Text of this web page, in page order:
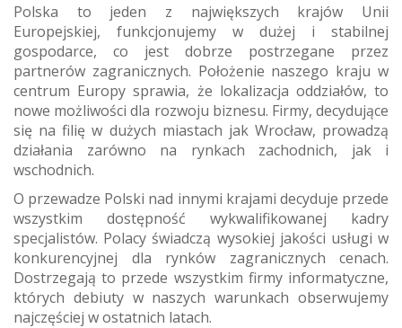
Polska to jeden z największych krajów Unii
Europejskiej, funkcjonujemy w dużej i stabilnej
gospodarce, co jest dobrze postrzegane przez
partnerów zagranicznych. Położenie naszego kraju w
centrum Europy sprawia, że lokalizacja oddziałów, to
nowe możliwości dla rozwoju biznesu. Firmy, decydujące
się na filię w dużych miastach jak Wrocław, prowadzą
działania zarówno na rynkach zachodnich, jak i
wschodnich.
O przewadze Polski nad innymi krajami decyduje przede
wszystkim dostępność wykwalifikowanej kadry
specjalistów. Polacy świadczą wysokiej jakości usługi w
konkurencyjnej dla rynków zagranicznych cenach.
Dostrzegają to przede wszystkim firmy informatyczne,
których debiuty w naszych warunkach obserwujemy
najczęściej w ostatnich latach.